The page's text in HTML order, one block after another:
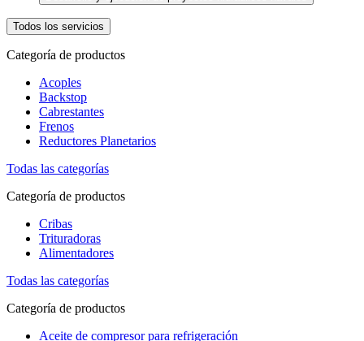
Todos los servicios
Categoría de productos
Acoples
Backstop
Cabrestantes
Frenos
Reductores Planetarios
Todas las categorías
Categoría de productos
Cribas
Trituradoras
Alimentadores
Todas las categorías
Categoría de productos
Aceite de compresor para refrigeración